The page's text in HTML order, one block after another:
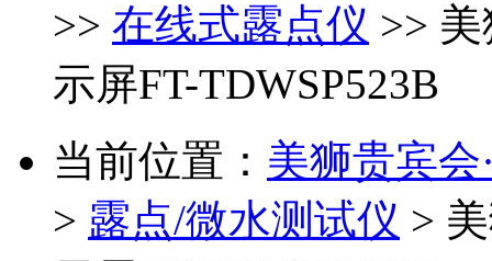
>> 在线式露点仪 >>
示屏FT-TDWSP523B
当前位置： 美狮贵宾会·(
> 露点/微水测试仪 >